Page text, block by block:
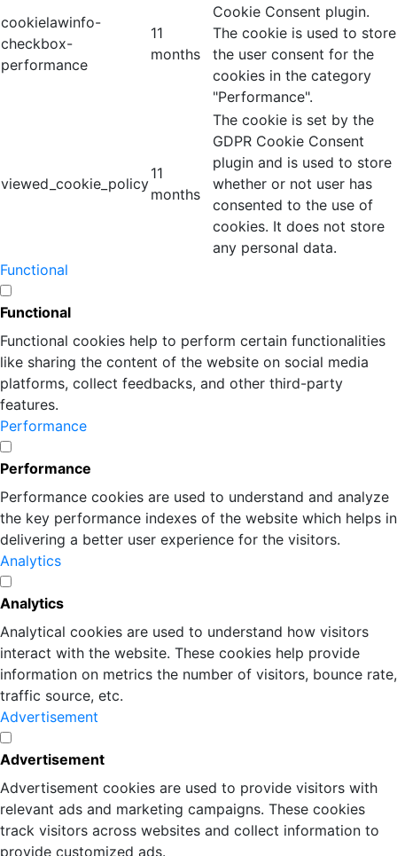
cookielawinfo-
checkbox-
performance
11
months
Cookie Consent plugin.
The cookie is used to store
the user consent for the
cookies in the category
"Performance".
viewed_cookie_policy
11
months
The cookie is set by the
GDPR Cookie Consent
plugin and is used to store
whether or not user has
consented to the use of
cookies. It does not store
any personal data.
Functional
Functional
Functional cookies help to perform certain functionalities
like sharing the content of the website on social media
platforms, collect feedbacks, and other third-party
features.
Performance
Performance
Performance cookies are used to understand and analyze
the key performance indexes of the website which helps in
delivering a better user experience for the visitors.
Analytics
Analytics
Analytical cookies are used to understand how visitors
interact with the website. These cookies help provide
information on metrics the number of visitors, bounce rate,
traffic source, etc.
Advertisement
Advertisement
Advertisement cookies are used to provide visitors with
relevant ads and marketing campaigns. These cookies
track visitors across websites and collect information to
provide customized ads.